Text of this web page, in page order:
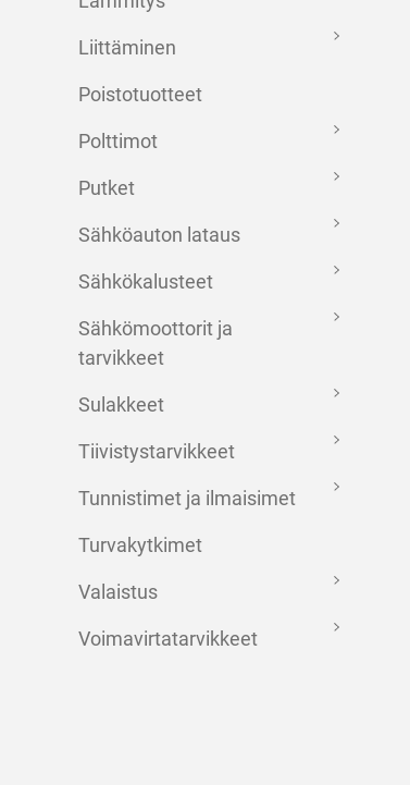
Liittäminen
Poistotuotteet
Polttimot
Putket
Sähköauton lataus
Sähkökalusteet
Sähkömoottorit ja
tarvikkeet
Sulakkeet
Tiivistystarvikkeet
Tunnistimet ja ilmaisimet
Turvakytkimet
Valaistus
Voimavirtatarvikkeet